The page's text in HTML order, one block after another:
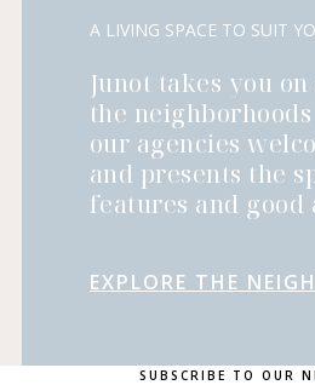
A LIVING SPACE TO SUIT
Junot takes you
the
our agencies
and presents the
features and good
EXPLORE THE
SUBSCRIBE TO OUR